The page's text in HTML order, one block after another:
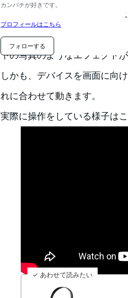
カンパチが好きです。
プロフィールはこちら
フォローする
そんな時に、使えるのデバイ
「Spotlight」
下の写真のようなエフェクト
しかも、デバイスを画面に向
れに合わせて動きます。
実際に操作をしている様子は
✓ あわせて読みたい